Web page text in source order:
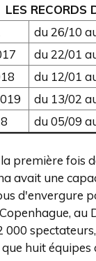
LES RECORDS
du 26/10
du 22/01
du 12/01
du 13/02
du 05/09
première fois
avait une
d'envergure
000
huit équipes